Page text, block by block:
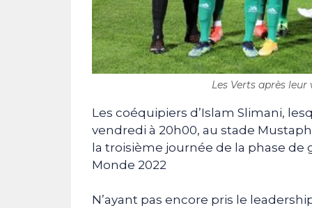
Les Verts après
Les coéquipiers d’Islam Slimani,
vendredi à 20h00, au stade
la troisième journée de la phase de
Monde 2022
N’ayant pas encore pris le